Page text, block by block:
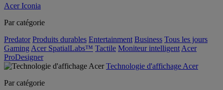
Acer Iconia
Par catégorie
Predator Produits durables Entertainment Business Tous les jours
Gaming Acer SpatialLabs™ Tactile Moniteur intelligent Acer
ProDesigner
Technologie d'affichage Acer
Par catégorie